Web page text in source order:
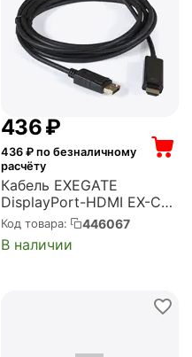
‍436‍₽
436₽ по безналичному
расчёту
Кабель EXEGATE
DisplayPort-HDMI EX-CC-
DP-HDMI-5.0 (20M/19M,
5м, экран)
(EX294711RUS)
Код товара: 446067
В наличии